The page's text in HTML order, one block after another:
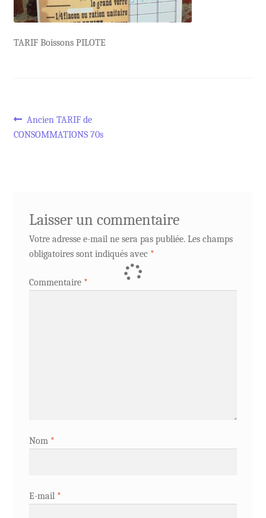
TARIF Boissons PILOTE
Navigation
Article
précédent :
Ancien TARIF de
CONSOMMATIONS 70s
Laisser un commentaire
Votre adresse e-mail ne sera pas publiée. Les champs
obligatoires sont indiqués avec *
Commentaire *
Nom *
E-mail *